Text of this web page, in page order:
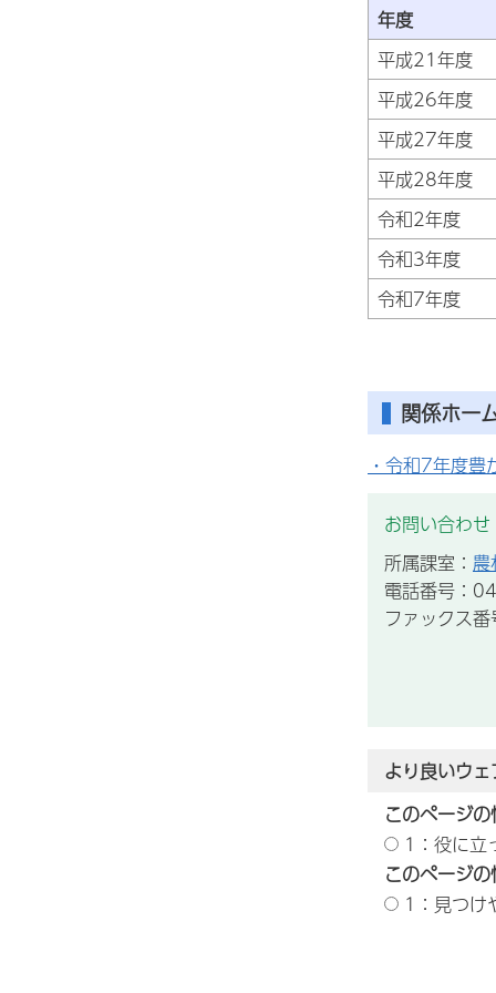
年
平成21年度
平成26年度
平成27年度
平成28年度
令和2年度
令和3年度
令和7年度
関係ホー
・令和7年度
お問い合わせ
所属課室： 農
電話番号：
ファックス
より良いウ
このページ
1：役に立
このページ
1：見つけ